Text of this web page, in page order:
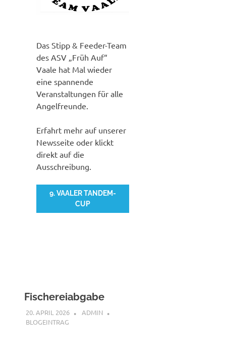
Das Stipp & Feeder-Team
des ASV „Früh Auf“
Vaale hat Mal wieder
eine spannende
Veranstaltungen für alle
Angelfreunde.
Erfahrt mehr auf unserer
Newsseite oder klickt
direkt auf die
Ausschreibung.
9. VAALER TANDEM-
CUP
Fischereiabgabe
20. APRIL 2026
ADMIN
BLOGEINTRAG